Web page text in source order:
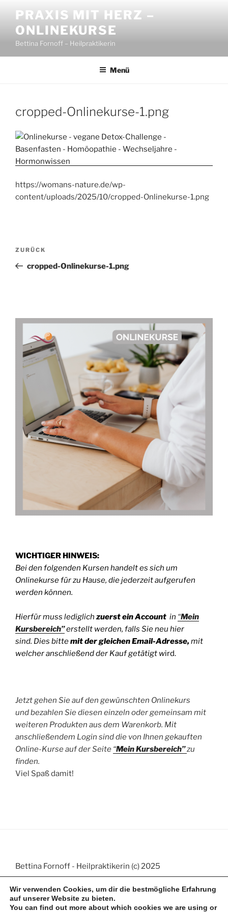
Inhalt
springen
PRAXIS MIT HERZ –
ONLINEKURSE
Bettina Fornoff – Heilpraktikerin
Menü
cropped-Onlinekurse-1.png
https://womans-nature.de/wp-
content/uploads/2025/10/cropped-Onlinekurse-1.png
Beitragsnavigation
Vorheriger
Beitrag
ZURÜCK
cropped-Onlinekurse-1.png
WICHTIGER HINWEIS:
Bei den folgenden Kursen handelt es sich um
Onlinekurse für zu Hause, die jederzeit aufgerufen
werden können.
Hierfür muss lediglichzuerstein Account in “Mein
Kursbereich”erstellt werden, falls Sie neu hier
sind. Dies bittemit der gleichen Email-Adresse,mit
welcher anschließend der Kauf getätigt wird.
Jetzt gehen Sie auf den gewünschten Onlinekurs
und bezahlen Sie diesen einzeln oder gemeinsam mit
weiteren Produkten aus dem Warenkorb. Mit
anschließendem Login sind die von Ihnen gekauften
Online-Kurse auf der Seite “Mein Kursbereich”zu
finden.
Viel Spaß damit!
Bettina Fornoff - Heilpraktikerin (c) 2025
Wir verwenden Cookies, um dir die bestmögliche Erfahrung
auf unserer Website zu bieten.
You can find out more about which cookies we are using or